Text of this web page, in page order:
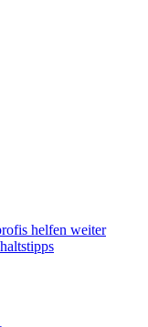
helfen weiter